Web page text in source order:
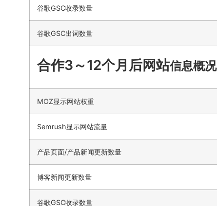
谷歌GSC收录数量
谷歌GSC出词数量
合作3～12个月后网站信息概况
MOZ显示网站权重
Semrush显示网站流量
产品页面/产品新闻更新数量
博客新闻更新数量
谷歌GSC收录数量